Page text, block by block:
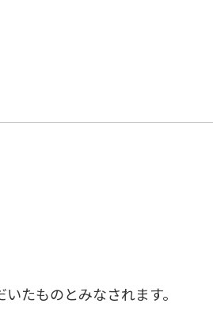
たものとみなされます。
防犯カメラ工事